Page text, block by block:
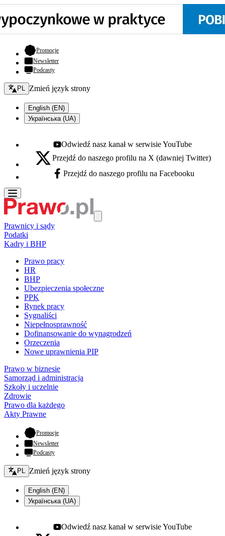
Promocje- otwiera się w nowej karcie
Newsletter
Podcasty
Zmień język - bieżący:
PL Zmień język strony
English (EN)
Українська (UA)
Youtube - otwiera się w nowej karcie
Odwiedź nasz kanał w serwisie YouTube
X - otwiera się w nowej karcie
Przejdź do naszego profilu na X (dawniej Twitter)
Facebook - otwiera się w nowej karcie
Przejdź do naszego profilu na Facebooku
Prawnicy i sądy
Podatki
Kadry i BHP
Prawo pracy
HR
BHP
Ubezpieczenia społeczne
PPK
Rynek pracy
Sygnaliści
Niepełnosprawność
Dofinansowanie do wynagrodzeń
Orzeczenia
Nowe uprawnienia PIP
Prawo w biznesie
Samorząd i administracja
Szkoły i uczelnie
Zdrowie
Prawo dla każdego
Akty Prawne
Promocje- otwiera się w nowej karcie
Newsletter
Podcasty
Zmień język - bieżący:
PL Zmień język strony
English (EN)
Українська (UA)
Youtube - otwiera się w nowej karcie
Odwiedź nasz kanał w serwisie YouTube